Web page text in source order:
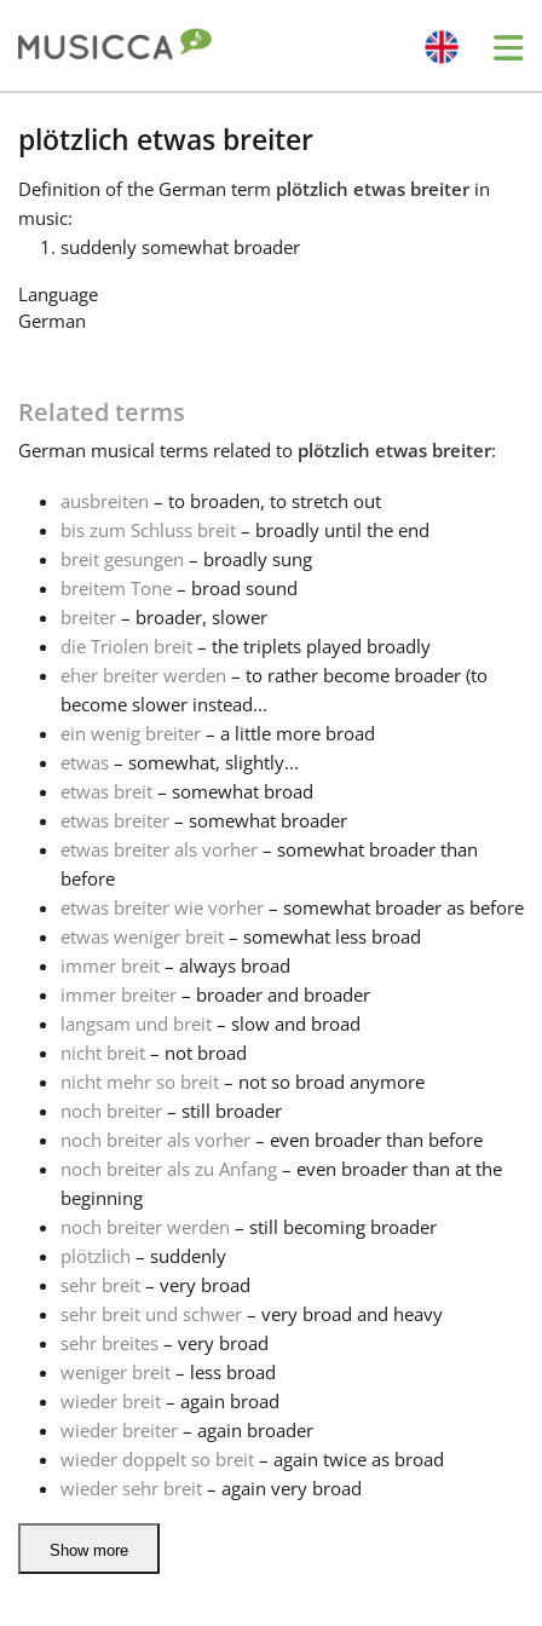
Bahasa Indonesia
Български
Español
Français
한국어
हिन्दी
Italiano
日本語
Polski
Português
Русский
Svenska
Tiếng Việt
Türkçe
Українська
plötzlich etwas breiter
Definition of the German term plötzlich etwas breiterin
music:
suddenly somewhat broader
Language
German
Related terms
German musical terms related to plötzlich etwas breiter:
ausbreiten – to broaden, to stretch out
bis zum Schluss breit – broadly until the end
breit gesungen – broadly sung
breitem Tone – broad sound
breiter – broader, slower
die Triolen breit – the triplets played broadly
eher breiter werden – to rather become broader (to
become slower instead...
ein wenig breiter – a little more broad
etwas – somewhat, slightly...
etwas breit – somewhat broad
etwas breiter – somewhat broader
etwas breiter als vorher – somewhat broader than
before
etwas breiter wie vorher – somewhat broader as before
etwas weniger breit – somewhat less broad
immer breit – always broad
immer breiter – broader and broader
langsam und breit – slow and broad
nicht breit – not broad
nicht mehr so breit – not so broad anymore
noch breiter – still broader
noch breiter als vorher – even broader than before
noch breiter als zu Anfang – even broader than at the
beginning
noch breiter werden – still becoming broader
plötzlich – suddenly
sehr breit – very broad
sehr breit und schwer – very broad and heavy
sehr breites – very broad
weniger breit – less broad
wieder breit – again broad
wieder breiter – again broader
wieder doppelt so breit – again twice as broad
wieder sehr breit – again very broad
Show more